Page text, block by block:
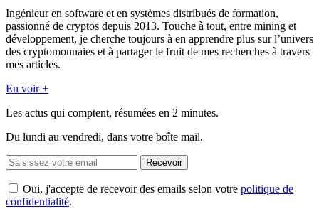
Ingénieur en software et en systèmes distribués de formation,
passionné de cryptos depuis 2013. Touche à tout, entre mining et
développement, je cherche toujours à en apprendre plus sur l’univers
des cryptomonnaies et à partager le fruit de mes recherches à travers
mes articles.
En voir +
Les actus qui comptent, résumées en 2 minutes.
Du lundi au vendredi, dans votre boîte mail.
Recevoir
Oui, j'accepte de recevoir des emails selon votre politique de
confidentialité.